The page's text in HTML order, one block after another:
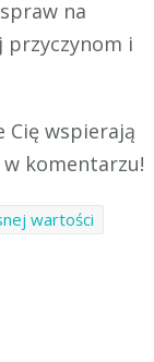
na
przyczynom i
Cię wspierają
komentarzu!
wartości